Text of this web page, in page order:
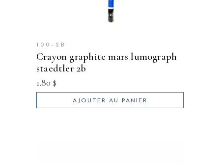
100-2B
crayon graphite mars lumograph
staedtler 2b
1.80 $
AJOUTER AU PANIER